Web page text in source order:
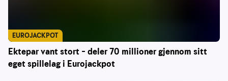
Ektepar vant stort – deler 70 millioner gjennom sitt
eget spillelag i Eurojackpot
EUROJACKPOT